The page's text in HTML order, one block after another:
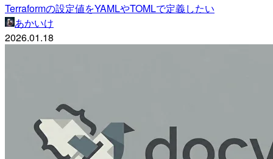
Terraformの設定値をYAMLやTOMLで定義したい
あかいけ
2026.01.18